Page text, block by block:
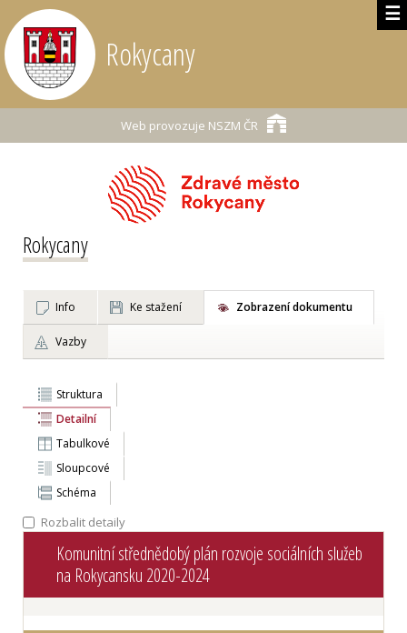
☰
Rokycany
Web provozuje NSZM ČR
Rokycany
Info Ke stažení Zobrazení dokumentu
Vazby
Struktura
Detailní
Tabulkové
Sloupcové
Schéma
Rozbalit detaily
Komunitní střednědobý plán rozvoje sociálních služeb
na Rokycansku 2020-2024